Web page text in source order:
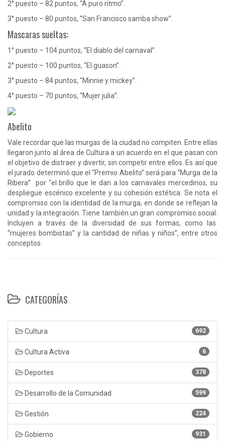
2° puesto – 82 puntos, “A puro ritmo”.
3° puesto – 80 puntos, “San Francisco samba show”.
Mascaras sueltas:
1° puesto – 104 puntos, “El diablo del carnaval”.
2° puesto – 100 puntos, “El guason”.
3° puesto – 84 puntos, “Minnie y mickey”.
4° puesto – 70 puntos, “Mujer julia”.
Abelito
Vale recordar que las murgas de la ciudad no compiten. Entre ellas
llegaron junto al área de Cultura a un acuerdo en el que pasan con
el objetivo de distraer y divertir, sin competir entre ellos. Es así que
el jurado determinó que el “Premio Abelito” será para “Murga de la
Ribera” por “el brillo que le dan a los carnavales mercedinos, su
despliegue escénico excelente y su cohesión estética. Se nota el
compromiso con la identidad de la murga, en donde se reflejan la
unidad y la integración. Tiene también un gran compromiso social.
Incluyen a través de la diversidad de sus formas, como las
“mujeres bombistas” y la cantidad de niñas y niños”, entre otros
conceptos.
CATEGORÍAS
692
Cultura
6
Cultura Activa
378
Deportes
599
Desarrollo de la Comunidad
224
Gestión
931
Gobierno